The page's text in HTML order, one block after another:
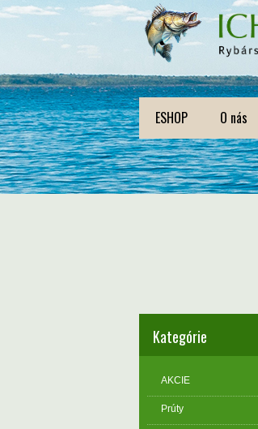
ESHOP O nás
Kategórie
AKCIE
Prúty